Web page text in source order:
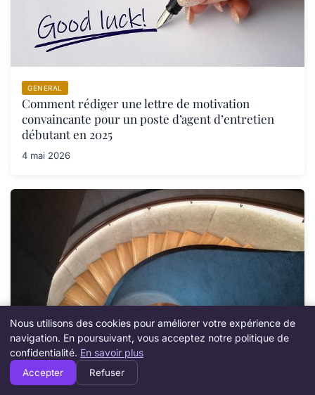
GENERAL
Comment rédiger une lettre de motivation
convaincante pour un poste d’agent d’entretien
débutant en 2025
4 mai 2026
GENERAL
Scotch antidérapant escalier : solution efficace
pour sécuriser vos marches en 2025
Nous utilisons des cookies pour améliorer votre expérience de
navigation. En poursuivant, vous acceptez notre politique de
confidentialité. En savoir plus
Accepter Refuser